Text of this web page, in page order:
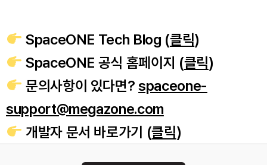
SpaceONE Tech Blog (클릭)
SpaceONE 공식 홈페이지 (클릭)
문의사항이 있다면?spaceone-
support@megazone.com
개발자 문서 바로가기 (클릭)